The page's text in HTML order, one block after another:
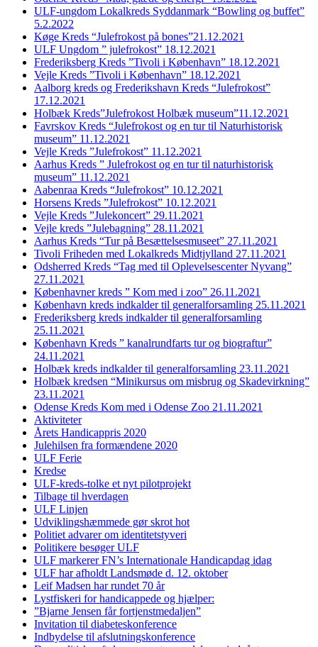
ULF-ungdom Lokalkreds Syddanmark “Bowling og buffet”
5.2.2022
Køge Kreds “Julefrokost på bones”21.12.2021
ULF Ungdom ” julefrokost” 18.12.2021
Frederiksberg Kreds ”Tivoli i København” 18.12.2021
Vejle Kreds ”Tivoli i København” 18.12.2021
Aalborg kreds og Frederikshavn Kreds “Julefrokost”
17.12.2021
Holbæk Kreds”Julefrokost Holbæk museum”11.12.2021
Favrskov Kreds “Julefrokost og en tur til Naturhistorisk
museum” 11.12.2021
Vejle Kreds ”Julefrokost” 11.12.2021
Aarhus Kreds ” Julefrokost og en tur til naturhistorisk
museum” 11.12.2021
Aabenraa Kreds “Julefrokost” 10.12.2021
Horsens Kreds ”Julefrokost” 10.12.2021
Vejle Kreds ”Julekoncert” 29.11.2021
Vejle kreds ”Julebagning” 28.11.2021
Aarhus Kreds “Tur på Besættelsesmuseet” 27.11.2021
Tivoli Friheden med Lokalkreds Midtjylland 27.11.2021
Odsherred Kreds “Tag med til Oplevelsescenter Nyvang”
27.11.2021
Københavner kreds ” Kom med i zoo” 26.11.2021
København kreds indkalder til generalforsamling 25.11.2021
Frederiksberg kreds indkalder til generalforsamling
25.11.2021
København Kreds ” kanalrundfarts tur og biograftur”
24.11.2021
Holbæk kreds indkalder til generalforsamling 23.11.2021
Holbæk kredsen “Minikursus om misbrug og Skadevirkning”
23.11.2021
Odense Kreds Kom med i Odense Zoo 21.11.2021
Aktiviteter
Årets Handicappris 2020
Julehilsen fra formændene 2020
ULF Ferie
Kredse
ULF-kreds-tolke et nyt pilotprojekt
Tilbage til hverdagen
ULF Linjen
Udviklingshæmmede gør skrot hot
Politiet advarer om identitetstyveri
Politikere besøger ULF
ULF markerer FN’s Internationale Handicapdag idag
ULF har afholdt Landsmøde d. 12. oktober
Leif Madsen har rundet 70 år
Lystfiskeri for handicappede og hjælper:
”Bjarne Jensen får fortjenstmedaljen”
Invitation til diabeteskonference
Indbydelse til afslutningskonference